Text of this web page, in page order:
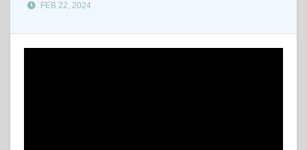
FEB 22, 2024